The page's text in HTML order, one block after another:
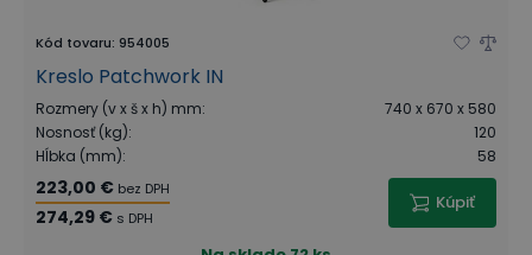
Kód tovaru: 954005
Kreslo Patchwork IN
Rozmery (v x š x h) mm:
740 x 670 x 580
Nosnosť (kg):
120
Hĺbka (mm): 58
223,00 € bez DPH
274,29 € s DPH
Kúpiť